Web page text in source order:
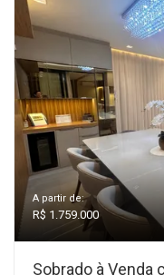
A partir de:
R$ 1.759.000
Sobrado à Venda